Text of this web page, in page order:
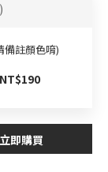
備註顏色唷)
立即購買